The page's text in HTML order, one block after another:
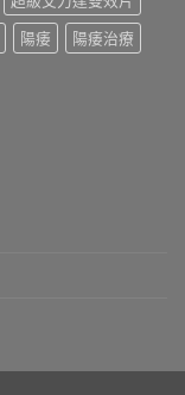
陽痿
陽痿治療